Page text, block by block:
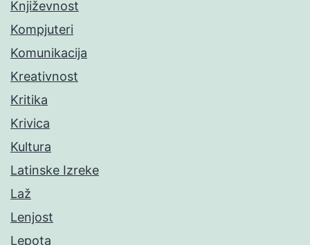
Književnost
Kompjuteri
Komunikacija
Kreativnost
Kritika
Krivica
Kultura
Latinske Izreke
Laž
Lenjost
Lepota